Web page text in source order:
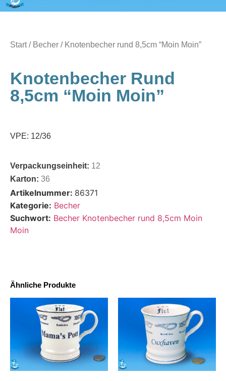
Start/ Becher / Knotenbecher rund 8,5cm “Moin Moin”
Knotenbecher Rund
8,5cm “Moin Moin”
VPE: 12/36
Verpackungseinheit: 12
Karton: 36
Artikelnummer: 86371
Kategorie: Becher
Suchwort: Becher Knotenbecher rund 8,5cm Moin
Moin
Ähnliche Produkte